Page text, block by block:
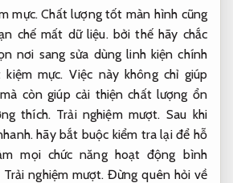
mực. Chất lượng tốt màn hình cũng
chế mất dữ liệu. bởi thế hãy chắc
nơi sang sửa dùng linh kiện chính
kiệm mực. Việc này không chỉ giúp
còn giúp cải thiện chất lượng ổn
thích. Trải nghiệm mượt. Sau khi
hãy bắt buộc kiểm tra lại để hỗ
mọi chức năng hoạt động bình
Trải nghiệm mượt. Đừng quên hỏi về